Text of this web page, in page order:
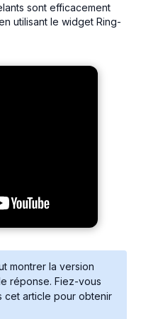
sont efficacement
utilisant le widget Ring-
montrer la version
réponse. Fiez-vous
cet article pour obtenir